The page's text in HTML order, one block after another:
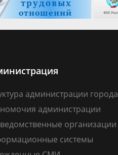
администрации города
администрации
организации
системы